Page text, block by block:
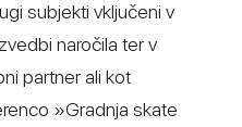
subjekti vključeni v
naročila ter v
partner ali kot
»Gradnja skate